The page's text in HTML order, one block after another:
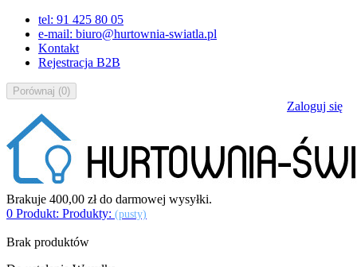
tel: 91 425 80 05
e-mail: biuro@hurtownia-swiatla.pl
Kontakt
Rejestracja B2B
Porównaj (0)
Zaloguj się
Brakuje 400,00 złdo darmowej wysyłki.
0 Produkt: Produkty: (pusty)
Brak produktów